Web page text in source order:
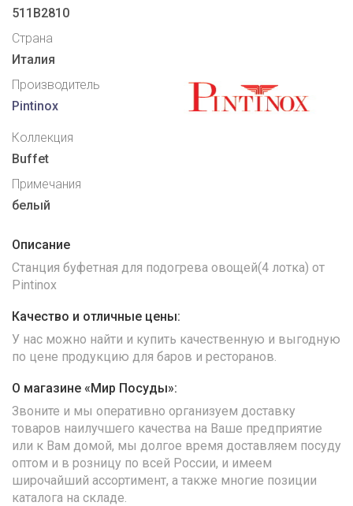
511B2810
Страна
Италия
Производитель
Pintinox
Коллекция
Buffet
Примечания
белый
Описание
Станция буфетная для подогрева овощей(4 лотка) от
Pintinox
Качество и отличные цены:
У нас можно найти и купить качественную и выгодную
по цене продукцию для баров и ресторанов.
О магазине «Мир Посуды»:
Звоните и мы оперативно организуем доставку
товаров наилучшего качества на Ваше предприятие
или к Вам домой, мы долгое время доставляем посуду
оптом и в розницу по всей России, и имеем
широчайший ассортимент, а также многие позиции
каталога на складе.